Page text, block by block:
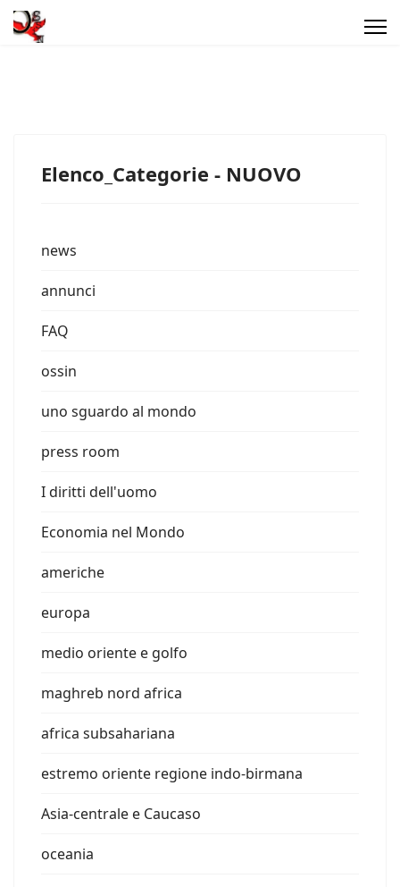
Elenco_Categorie - NUOVO
news
annunci
FAQ
ossin
uno sguardo al mondo
press room
I diritti dell'uomo
Economia nel Mondo
americhe
europa
medio oriente e golfo
maghreb nord africa
africa subsahariana
estremo oriente regione indo-birmana
Asia-centrale e Caucaso
oceania